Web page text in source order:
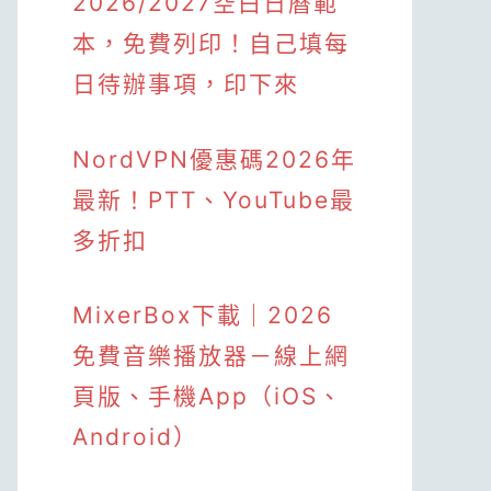
本，免費列印！自己填每
日待辦事項，印下來
NordVPN優惠碼2026年
最新！PTT、YouTube最
多折扣
MixerBox下載｜2026
免費音樂播放器－線上網
頁版、手機App（iOS、
Android）